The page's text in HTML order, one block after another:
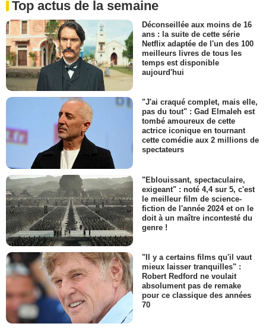
Top actus de la semaine
Déconseillée aux moins de 16
ans : la suite de cette série
Netflix adaptée de l'un des 100
meilleurs livres de tous les
temps est disponible
aujourd'hui
"J'ai craqué complet, mais elle,
pas du tout" : Gad Elmaleh est
tombé amoureux de cette
actrice iconique en tournant
cette comédie aux 2 millions de
spectateurs
"Eblouissant, spectaculaire,
exigeant" : noté 4,4 sur 5, c'est
le meilleur film de science-
fiction de l'année 2024 et on le
doit à un maître incontesté du
genre !
"Il y a certains films qu'il vaut
mieux laisser tranquilles" :
Robert Redford ne voulait
absolument pas de remake
pour ce classique des années
70